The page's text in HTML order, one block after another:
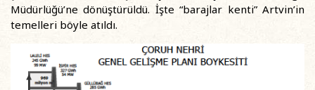
Müdürlüğü’ne dönüştürüldü. İşte “barajlar kenti” Artvin’in
temelleri böyle atıldı.